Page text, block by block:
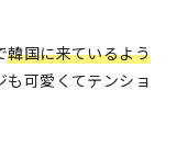
韓国に来ているよう
も可愛くてテンショ